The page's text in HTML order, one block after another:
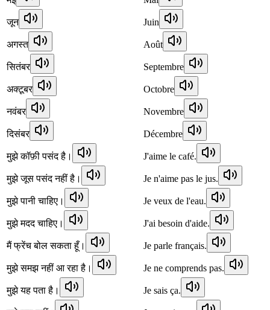
जून Juin
अगस्त Août
सितंबर Septembre
अक्टूबर Octobre
नवंबर Novembre
दिसंबर Décembre
मुझे कॉफ़ी पसंद है। J'aime le café.
मुझे जूस पसंद नहीं है। Je n'aime pas le jus.
मुझे पानी चाहिए। Je veux de l'eau.
मुझे मदद चाहिए। J'ai besoin d'aide.
मैं फ्रेंच बोल सकता हूँ। Je parle français.
मुझे समझ नहीं आ रहा है। Je ne comprends pas.
मुझे यह पता है। Je sais ça.